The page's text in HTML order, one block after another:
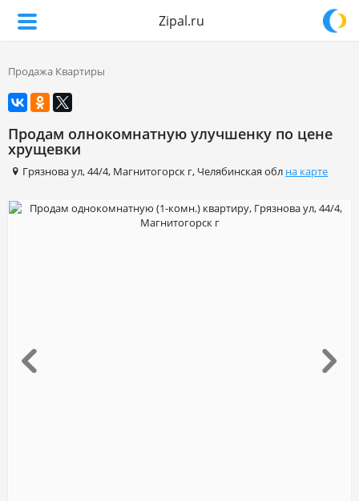
Zipal.ru
Продажа Квартиры
Продам олнокомнатную улучшенку по цене
хрущевки
Грязнова ул,44/4, Магнитогорск г, Челябинская обл на карте